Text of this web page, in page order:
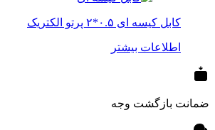
کابل کیسه ای ۰.۵*۲ پرتو الکتریک
اطلاعات بیشتر
ضمانت بازگشت وجه